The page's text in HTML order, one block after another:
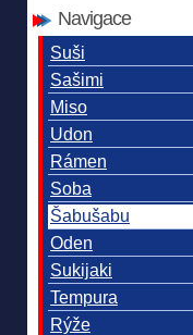
Navigace
Suši
Sašimi
Miso
Udon
Rámen
Soba
Šabušabu
Oden
Sukijaki
Tempura
Rýže